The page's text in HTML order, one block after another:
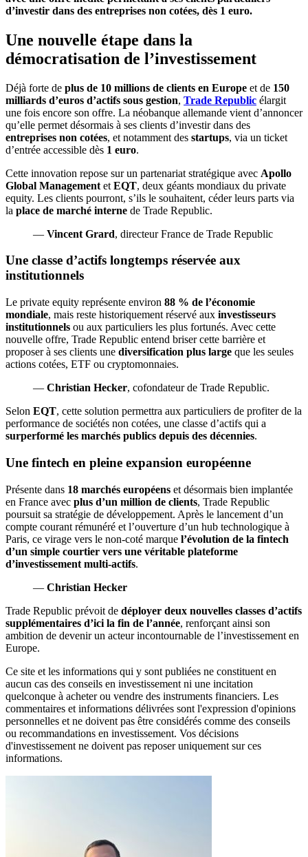
d’investir dans des entreprises non cotées, dès 1 euro.
Une nouvelle étape dans la
démocratisation de l’investissement
Déjà forte de plus de 10 millions de clients en Europe et de 150
milliards d’euros d’actifs sous gestion, Trade Republic élargit
une fois encore son offre. La néobanque allemande vient d’annoncer
qu’elle permet désormais à ses clients d’investir dans des
entreprises non cotées, et notamment des startups, via un ticket
d’entrée accessible dès 1 euro.
Cette innovation repose sur un partenariat stratégique avec Apollo
Global Management et EQT, deux géants mondiaux du private
equity. Les clients pourront, s’ils le souhaitent, céder leurs parts via
la place de marché interne de Trade Republic.
— Vincent Grard, directeur France de Trade Republic
Une classe d’actifs longtemps réservée aux
institutionnels
Le private equity représente environ 88 % de l’économie
mondiale, mais reste historiquement réservé aux investisseurs
institutionnels ou aux particuliers les plus fortunés. Avec cette
nouvelle offre, Trade Republic entend briser cette barrière et
proposer à ses clients une diversification plus large que les seules
actions cotées, ETF ou cryptomonnaies.
— Christian Hecker, cofondateur de Trade Republic.
Selon EQT, cette solution permettra aux particuliers de profiter de la
performance de sociétés non cotées, une classe d’actifs qui a
surperformé les marchés publics depuis des décennies.
Une fintech en pleine expansion européenne
Présente dans 18 marchés européens et désormais bien implantée
en France avec plus d’un million de clients, Trade Republic
poursuit sa stratégie de développement. Après le lancement d’un
compte courant rémunéré et l’ouverture d’un hub technologique à
Paris, ce virage vers le non-coté marque l’évolution de la fintech
d’un simple courtier vers une véritable plateforme
d’investissement multi-actifs.
— Christian Hecker
Trade Republic prévoit de déployer deux nouvelles classes d’actifs
supplémentaires d’ici la fin de l’année, renforçant ainsi son
ambition de devenir un acteur incontournable de l’investissement en
Europe.
Ce site et les informations qui y sont publiées ne constituent en
aucun cas des conseils en investissement ni une incitation
quelconque à acheter ou vendre des instruments financiers. Les
commentaires et informations délivrées sont l'expression d'opinions
personnelles et ne doivent pas être considérés comme des conseils
ou recommandations en investissement. Vos décisions
d'investissement ne doivent pas reposer uniquement sur ces
informations.